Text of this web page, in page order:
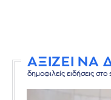
ΑΞΙΖΕΙ ΝΑ
δημοφιλείς ειδήσεις